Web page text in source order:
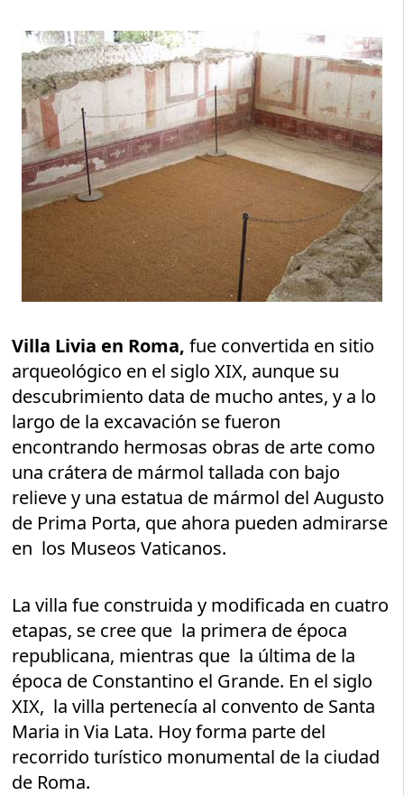
Villa Livia en Roma,fue convertida en sitio
arqueológico en el siglo XIX, aunque su
descubrimiento data de mucho antes, y a lo
largo de la excavación se fueron
encontrando hermosas obras de arte como
una crátera de mármol tallada con bajo
relieve y una estatua de mármol del Augusto
de Prima Porta, que ahora pueden admirarse
en los Museos Vaticanos.
La villa fue construida y modificada en cuatro
etapas, se cree que la primera de época
republicana, mientras que la última de la
época de Constantino el Grande. En el siglo
XIX, la villa pertenecía al convento de Santa
Maria in Via Lata. Hoy forma parte del
recorrido turístico monumental de la ciudad
de Roma.